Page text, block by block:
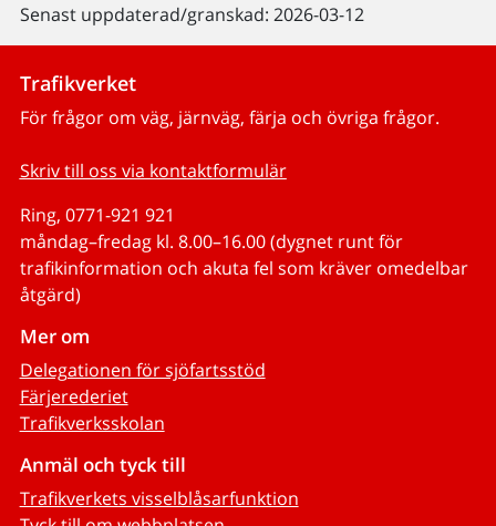
Senast uppdaterad/granskad: 2026-03-12
Trafikverket
För frågor om väg, järnväg, färja och övriga frågor.
Skriv till oss via kontaktformulär
Ring, 0771-921 921
måndag–fredag kl. 8.00–16.00 (dygnet runt för
trafikinformation och akuta fel som kräver omedelbar
åtgärd)
Mer om
Delegationen för sjöfartsstöd
Färjerederiet
Trafikverksskolan
Anmäl och tyck till
Trafikverkets visselblåsarfunktion